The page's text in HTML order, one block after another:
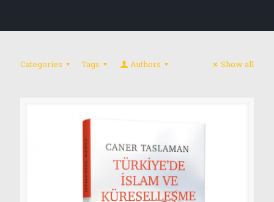
Categories Tags Authors Show all